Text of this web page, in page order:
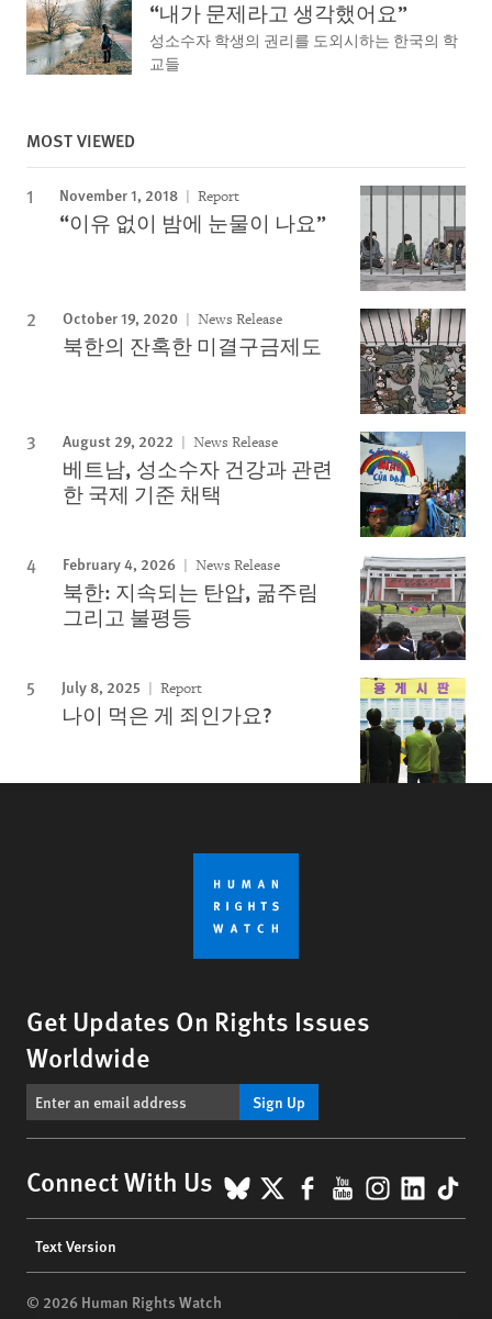
“내가 문제라고 생각했어요”
성소수자 학생의 권리를 도외시하는 한국의 학
교들
MOST VIEWED
November 1, 2018 Report
“이유 없이 밤에 눈물이 나요”
October 19, 2020 News Release
북한의 잔혹한 미결구금제도
August 29, 2022 News Release
베트남, 성소수자 건강과 관련
한 국제 기준 채택
February 4, 2026 News Release
북한: 지속되는 탄압, 굶주림
그리고 불평등
July 8, 2025 Report
나이 먹은 게 죄인가요?
Get Updates On Rights Issues
Worldwide
Sign Up
Connect With Us BlueSky
X Facebook
YouTube
menu
Text Version
© 2026 Human Rights Watch